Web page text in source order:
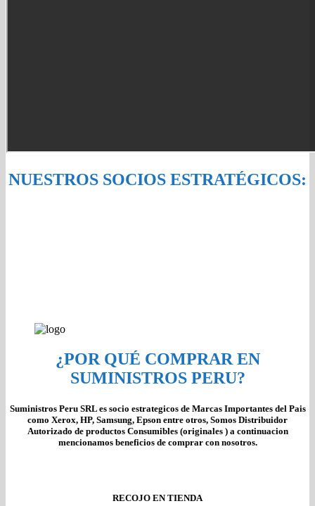
NUESTROS SOCIOS ESTRATÉGICOS:
¿POR QUÉ COMPRAR EN
SUMINISTROS PERU?
Suministros Peru SRL es socio estrategicos de Marcas Importantes del Pais
como Xerox, HP, Samsung, Epson entre otros, Somos Distribuidor
Autorizado de productos Consumibles (originales ) a continuacion
mencionamos beneficios de comprar con nosotros.
RECOJO EN TIENDA